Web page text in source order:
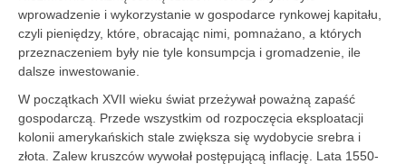
wprowadzenie i wykorzystanie w gospodarce rynkowej kapitału,
czyli pieniędzy, które, obracając nimi, pomnażano, a których
przeznaczeniem były nie tyle konsumpcja i gromadzenie, ile
dalsze inwestowanie.
W początkach XVII wieku świat przeżywał poważną zapaść
gospodarczą. Przede wszystkim od rozpoczęcia eksploatacji
kolonii amerykańskich stale zwiększa się wydobycie srebra i
złota. Zalew kruszców wywołał postępującą inflację. Lata 1550-